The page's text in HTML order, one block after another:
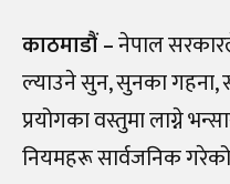
काठमाडौं –नेपाल
ल्याउने सुन, सुनका गहना,
प्रयोगका वस्तुमा लाग्ने
नियमहरू सार्वजनिक